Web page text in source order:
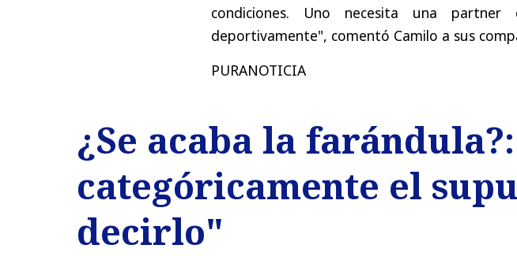
condiciones. Uno necesita una
deportivamente", comentó Camilo a sus
PURANOTICIA
¿Se acaba la
categóricamente el
decirlo"